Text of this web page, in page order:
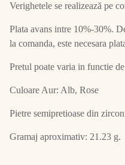
Verighetele se realizează pe
Plata avans intre 10%-30%.
la comanda, este necesara
Pretul poate varia in functie
Culoare Aur: Alb, Rose
Pietre semipretioase din
Gramaj aproximativ: 21.23 g.